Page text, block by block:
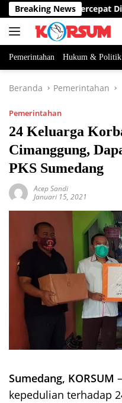
Langsung
ke
konten
Breaking News
Minta ASN Percepat
Pemerintahan Hukum & Politik
Beranda Pemerintahan
Pemerintahan
24 Keluarga
Cimanggung,
PKS Sumedang
Acep Sandi
Januari 15, 2021
Sumedang, KORSUM
kepedulian terhadap